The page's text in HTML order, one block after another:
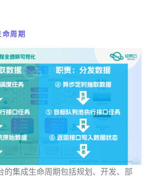
命周期
的集成生命周期包括规划、开发、部